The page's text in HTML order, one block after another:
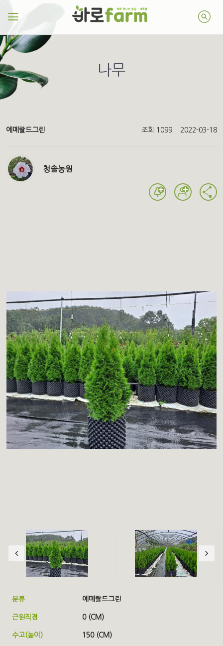
나무
에메랄드그린 조회 1099 2022-03-18
청솔농원
분류 에메랄드그린
근원직경 0 (CM)
수고(높이) 150 (CM)